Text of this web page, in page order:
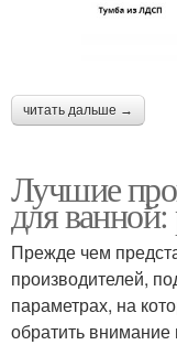
читать дальше →
Лучшие
для
Прежде чем
производителей,
параметрах, на
обратить внимание